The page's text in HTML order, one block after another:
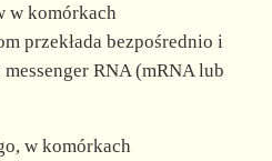
w komórkach
przekłada bezpośrednio i
RNA (mRNA lub
w komórkach